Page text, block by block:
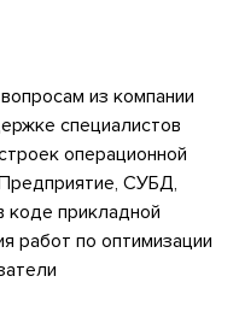
из компании
специалистов
операционной
СУБД,
коде прикладной
работ по оптимизации